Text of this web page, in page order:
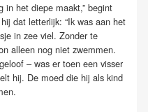
in het diepe maakt,” begint
dat letterlijk: “Ik was aan het
in zee viel. Zonder te
alleen nog niet zwemmen.
– was er toen een visser
hij. De moed die hij als kind